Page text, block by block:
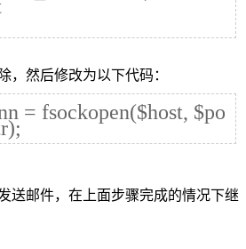
，然后修改为以下代码：
= fsockopen($host, $po
送邮件，在上面步骤完成的情况下继